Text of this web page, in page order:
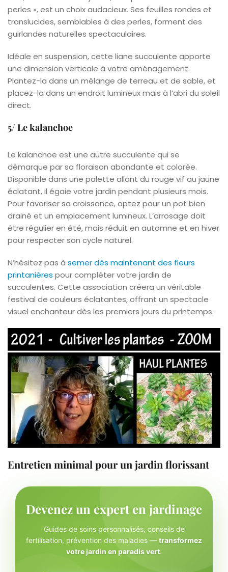
perles », est un choix audacieux. Ses feuilles rondes et
translucides, semblables à des perles, forment des
guirlandes naturelles spectaculaires.
Idéale en suspension, cette liane succulente apporte
une dimension verticale à votre aménagement.
Plantez-la dans un mélange de terreau et de sable, et
placez-la dans un endroit lumineux mais à l’abri du soleil
direct.
5/ Le kalanchoe
Le kalanchoe est une autre succulente qui se
démarque par sa floraison abondante et colorée.
Disponible dans une palette allant du rouge vif au jaune
éclatant, il égaie votre jardin pendant plusieurs mois.
Pour favoriser sa croissance, optez pour un pot bien
drainé et un emplacement lumineux. L’arrosage doit
être régulier en été, mais réduit en automne et en hiver
pour respecter son cycle naturel.
N’hésitez pas à semer dès maintenant des fleurs
printanières pour compléter votre jardin de
succulentes. Cette association créera un véritable
festival de couleurs éclatantes, offrant un spectacle
visuel enchanteur dès les premiers jours du printemps.
Entretien minimal pour un jardin florissant
Devenez un expert en jardinage
Guides de soins personnalisés, conseils de
fertilisation, prévention des maladies — transformez
votre jardin en paradis vert.